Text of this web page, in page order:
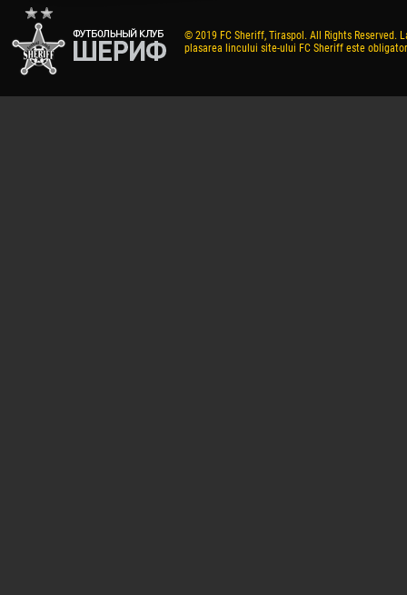
© 2019 FC Sheriff, Tiraspol. All Rights
plasarea lincului site-ului FC Sheriff este